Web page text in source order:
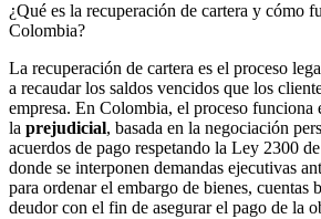
¿Qué es la recuperación de cartera y cómo
Colombia?
La recuperación de cartera es el proceso
a recaudar los saldos vencidos que los
empresa. En Colombia, el proceso funciona
la prejudicial, basada en la negociación
acuerdos de pago respetando la Ley 2300
donde se interponen demandas ejecutivas
para ordenar el embargo de bienes, cuentas
deudor con el fin de asegurar el pago de la